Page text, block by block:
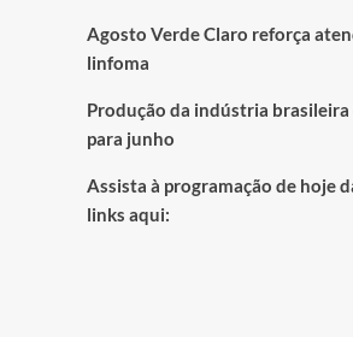
Agosto Verde Claro reforça
linfoma
Produção da indústria brasileira
para junho
Assista à programação de hoje
links aqui: